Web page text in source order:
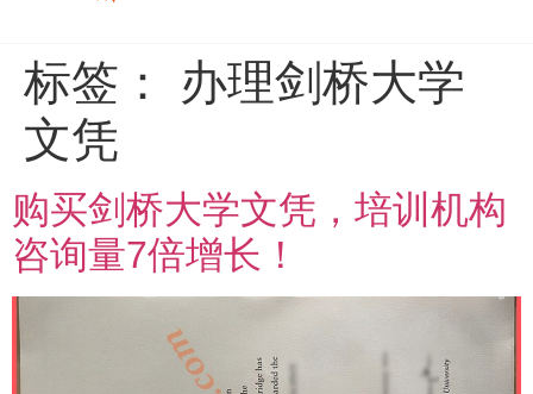
标签： 办理剑桥大学
文凭
购买剑桥大学文凭，培训机构
咨询量7倍增长！